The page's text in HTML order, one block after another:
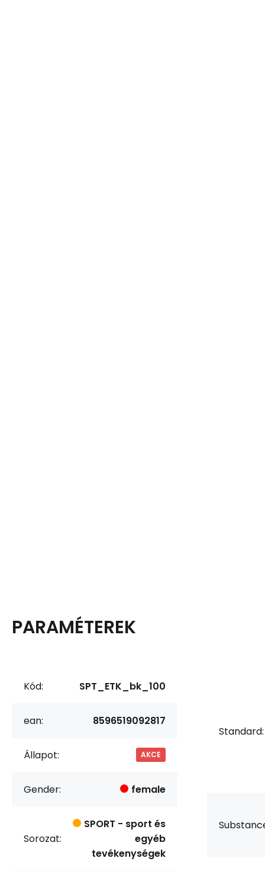
PARAMÉTEREK
Kód: SPT_ETK_bk_100
ean: 8596519092817
Állapot: AKCE
Gender: female
Sorozat:
SPORT - sport és
egyéb
tevékenységek
Standard: